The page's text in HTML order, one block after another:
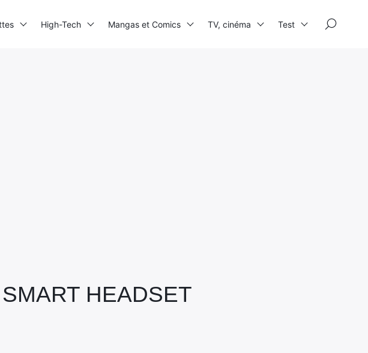
HEADSET
High-Tech Mangas et Comics TV, cinéma Test